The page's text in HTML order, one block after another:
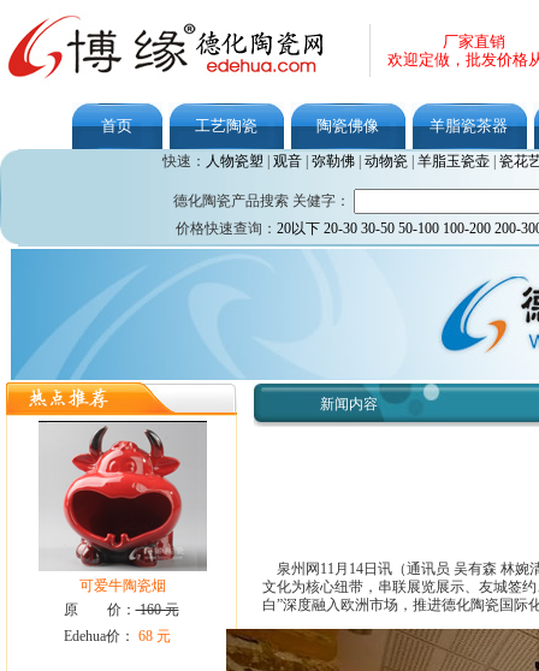
厂家直销
欢迎定做，批发价格
首页 工艺陶瓷 陶瓷佛像 羊脂瓷茶器
快速： 人物瓷塑 观音| 弥勒佛| 动物瓷| 羊脂玉瓷壶| 瓷花
德化陶瓷产品搜索 关健字：
价格快速查询： 20以下 20-30 30-50 50-100 100-200 200-
可爱牛陶瓷烟
原 价：160 元
Edehua价： 68 元
新闻内容
泉州网11月14日讯（通讯员 吴有森 林婉
文化为核心纽带，串联展览展示、友城签
白”深度融入欧洲市场，推进德化陶瓷国际